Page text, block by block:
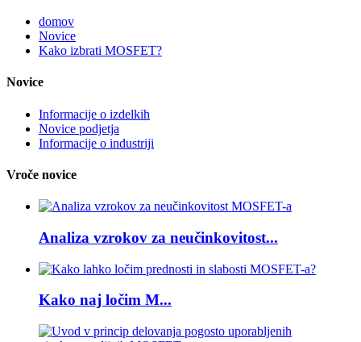
domov
Novice
Kako izbrati MOSFET?
Novice
Informacije o izdelkih
Novice podjetja
Informacije o industriji
Vroče novice
Analiza vzrokov za neučinkovitost...
Kako naj ločim M...